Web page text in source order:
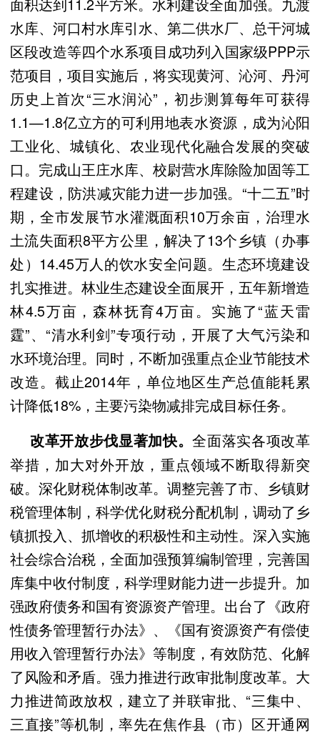
水库、河口村水库引水、第二供水厂、总干河城
区段改造等四个水系项目成功列入国家级PPP示
范项目，项目实施后，将实现黄河、沁河、丹河
历史上首次“三水润沁”，初步测算每年可获得
1.1—1.8亿立方的可利用地表水资源，成为沁阳
工业化、城镇化、农业现代化融合发展的突破
口。完成山王庄水库、校尉营水库除险加固等工
程建设，防洪减灾能力进一步加强。“十二五”时
期，全市发展节水灌溉面积10万余亩，治理水
土流失面积8平方公里，解决了13个乡镇（办事
处）14.45万人的饮水安全问题。生态环境建设
扎实推进。林业生态建设全面展开，五年新增造
林4.5万亩，森林抚育4万亩。实施了“蓝天雷
霆”、“清水利剑”专项行动，开展了大气污染和
水环境治理。同时，不断加强重点企业节能技术
改造。截止2014年，单位地区生产总值能耗累
计降低18%，主要污染物减排完成目标任务。
改革开放步伐显著加快。全面落实各项改革
举措，加大对外开放，重点领域不断取得新突
破。深化财税体制改革。调整完善了市、乡镇财
税管理体制，科学优化财税分配机制，调动了乡
镇抓投入、抓增收的积极性和主动性。深入实施
社会综合治税，全面加强预算编制管理，完善国
库集中收付制度，科学理财能力进一步提升。加
强政府债务和国有资源资产管理。出台了《政府
性债务管理暂行办法》、《国有资源资产有偿使
用收入管理暂行办法》等制度，有效防范、化解
了风险和矛盾。强力推进行政审批制度改革。大
力推进简政放权，建立了并联审批、“三集中、
三直接”等机制，率先在焦作县（市）区开通网